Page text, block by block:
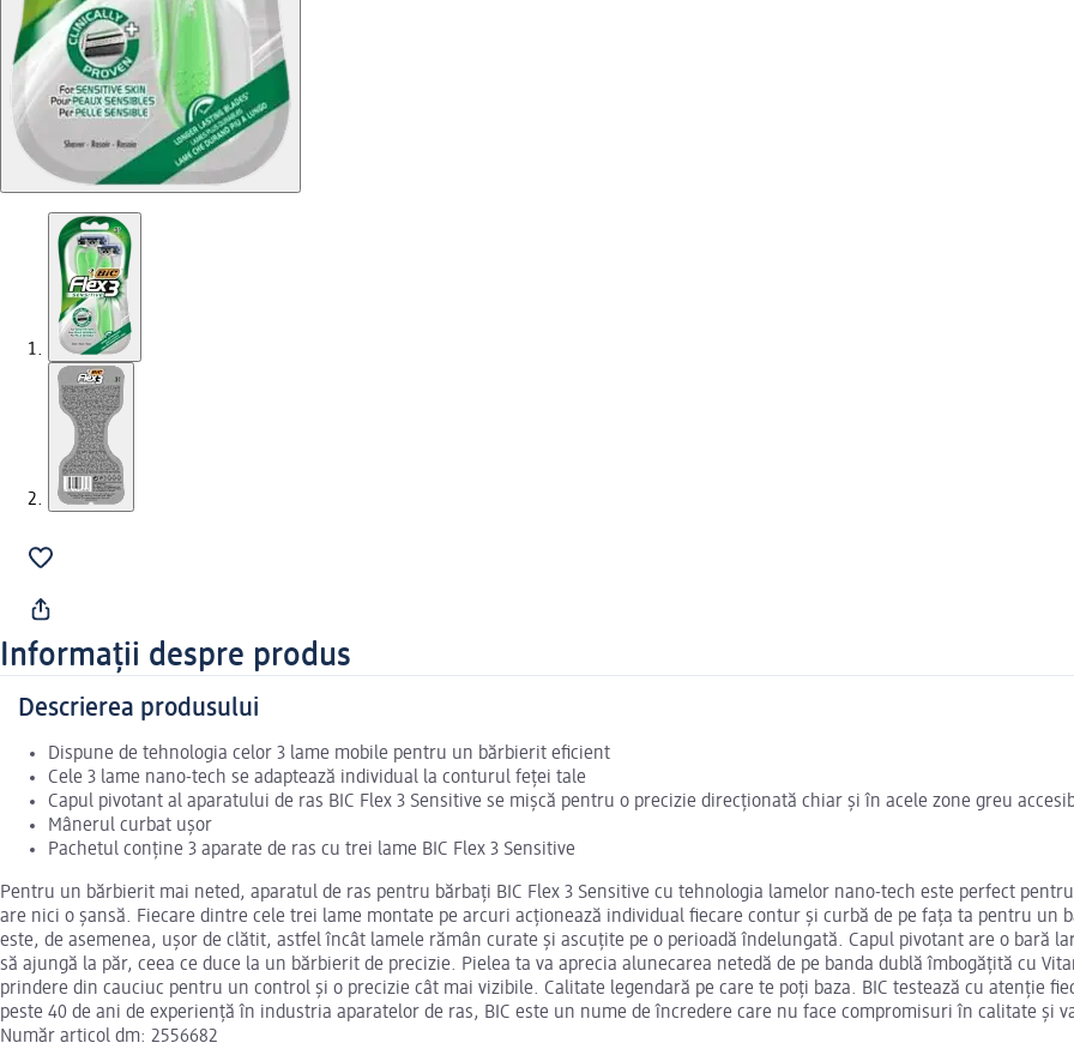
Informații despre produs
Descrierea produsului
Dispune de tehnologia celor 3 lame mobile pentru un bărbierit eficient
Cele 3 lame nano-tech se adaptează individual la conturul feței tale
Capul pivotant al aparatului de ras BIC Flex 3 Sensitive se mișcă pentru o precizie direcționată chiar și în acele zone greu
Mânerul curbat ușor
Pachetul conține 3 aparate de ras cu trei lame BIC Flex 3 Sensitive
Pentru un bărbierit mai neted, aparatul de ras pentru bărbați BIC Flex 3 Sensitive cu tehnologia lamelor nano-tech este perfect
are nici o șansă. Fiecare dintre cele trei lame montate pe arcuri acționează individual fiecare contur și curbă de pe fața ta pentru
este, de asemenea, ușor de clătit, astfel încât lamele rămân curate și ascuțite pe o perioadă îndelungată. Capul pivotant are o bară
să ajungă la păr, ceea ce duce la un bărbierit de precizie. Pielea ta va aprecia alunecarea netedă de pe banda dublă îmbogățită cu
prindere din cauciuc pentru un control și o precizie cât mai vizibile. Calitate legendară pe care te poți baza. BIC testează cu atenție
peste 40 de ani de experiență în industria aparatelor de ras, BIC este un nume de încredere care nu face compromisuri în calitate și
Număr articol dm: 2556682